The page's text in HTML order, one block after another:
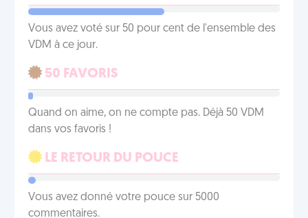
Vous avez voté sur 50 pour cent de l'ensemble des
VDM à ce jour.
50 FAVORIS
Quand on aime, on ne compte pas. Déjà 50 VDM
dans vos favoris !
LE RETOUR DU POUCE
Vous avez donné votre pouce sur 5000
commentaires.